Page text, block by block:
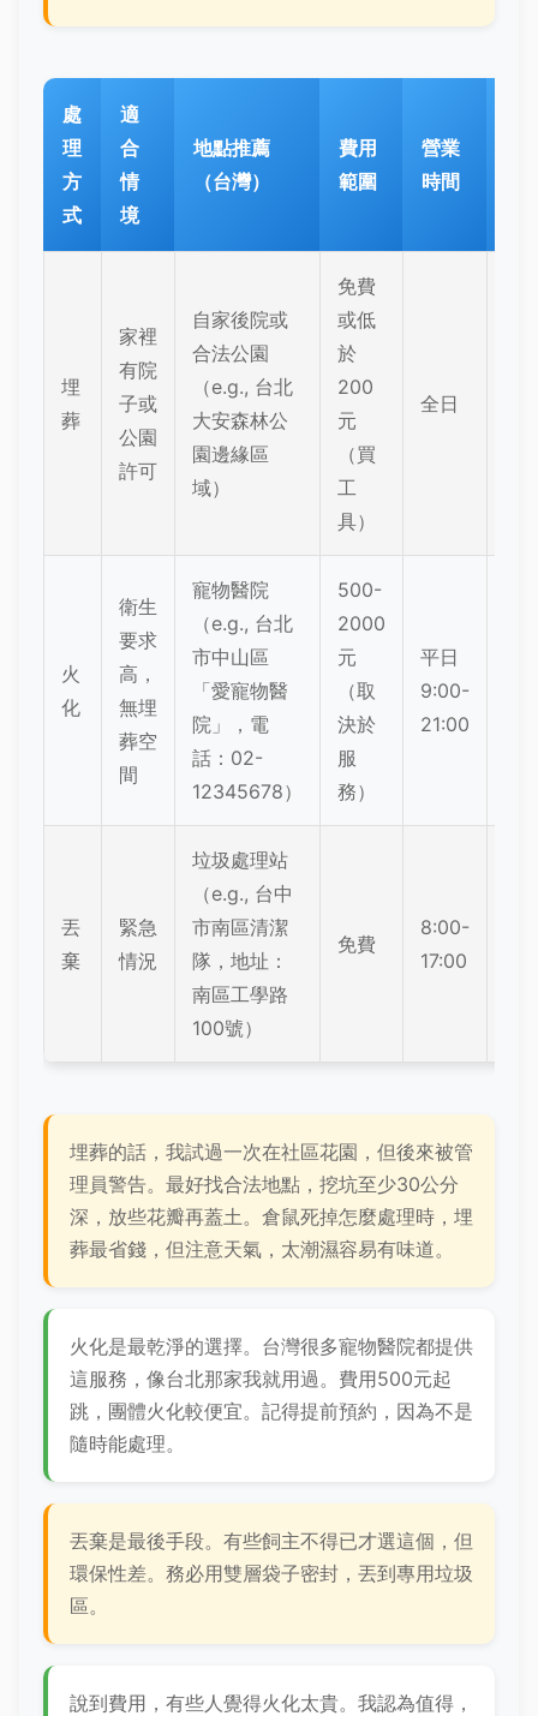
處
理
方
式
適
合
情
境
地點推薦
（台灣）
費用
範圍
營業
時間
埋
葬
家裡
有院
子或
公園
許可
自家後院或
合法公園
（e.g., 台北
大安森林公
園邊緣區
域）
免費
或低
於
200
元
（買
工
具）
全日
火
化
衛生
要求
高，
無埋
葬空
間
寵物醫院
（e.g., 台北
市中山區
「愛寵物醫
院」，電
話：02-
12345678）
500-
2000
元
（取
決於
服
務）
平日
9:00-
21:00
丟
棄
緊急
情況
垃圾處理站
（e.g., 台中
市南區清潔
隊，地址：
南區工學路
100號）
免費
8:00-
17:00
埋葬的話，我試過一次在社區花園，但後來被管
理員警告。最好找合法地點，挖坑至少30公分
深，放些花瓣再蓋土。倉鼠死掉怎麼處理時，埋
葬最省錢，但注意天氣，太潮濕容易有味道。
火化是最乾淨的選擇。台灣很多寵物醫院都提供
這服務，像台北那家我就用過。費用500元起
跳，團體火化較便宜。記得提前預約，因為不是
隨時能處理。
丟棄是最後手段。有些飼主不得已才選這個，但
環保性差。務必用雙層袋子密封，丟到專用垃圾
區。
說到費用，有些人覺得火化太貴。我認為值得，